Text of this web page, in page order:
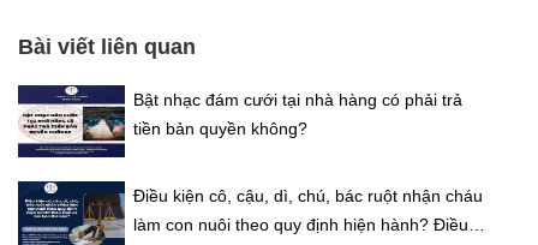
Bài viết liên quan
Bật nhạc đám cưới tại nhà hàng có phải trả
tiền bản quyền không?
Điều kiện cô, cậu, dì, chú, bác ruột nhận cháu
làm con nuôi theo quy định hiện hành? Điều